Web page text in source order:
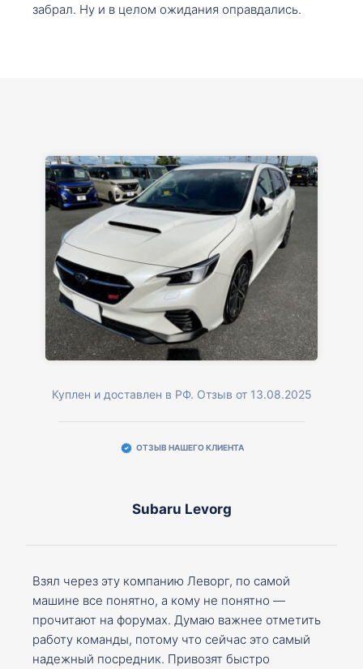
забрал. Ну и в целом ожидания оправдались.
Куплен и доставлен в РФ. Отзыв от 13.08.2025
ОТЗЫВ НАШЕГО КЛИЕНТА
Subaru Levorg
Взял через эту компанию Леворг, по самой
машине все понятно, а кому не понятно —
прочитают на форумах. Думаю важнее отметить
работу команды, потому что сейчас это самый
надежный посредник. Привозят быстро